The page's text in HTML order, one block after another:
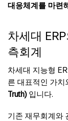
대응체계를 마련
차세대
측회계
차세대 지능형
른 대표적인 가치
Truth) 입니다.
기존 재무회계와